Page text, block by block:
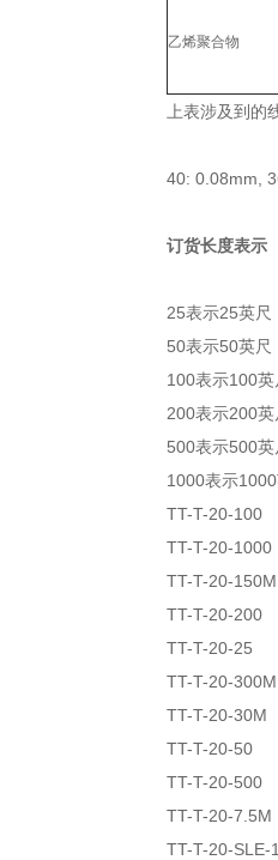
乙烯聚合物
上表涉及到
40: 0.08mm,
订货长度表示
25表示25英尺
50表示50英尺
100表示100
200表示200
500表示500
1000表示
TT-T-20-100
TT-T-20-1000
TT-T-20-150M
TT-T-20-200
TT-T-20-25
TT-T-20-300M
TT-T-20-30M
TT-T-20-50
TT-T-20-500
TT-T-20-7.5M
TT-T-20-SLE-